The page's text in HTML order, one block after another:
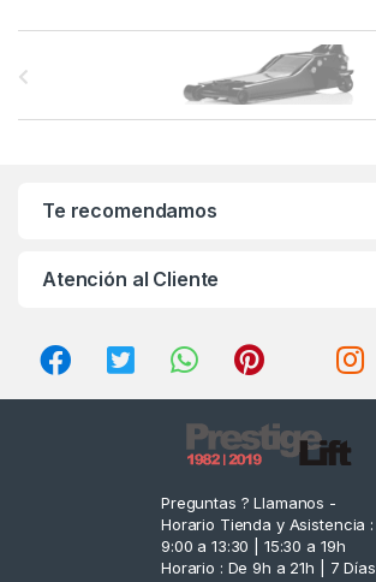
a
Te recomendamos
Atención al Cliente
Preguntas ? Llamanos -
Horario Tienda y Asistencia :
9:00 a 13:30 | 15:30 a 19h
Horario : De 9h a 21h | 7 Días